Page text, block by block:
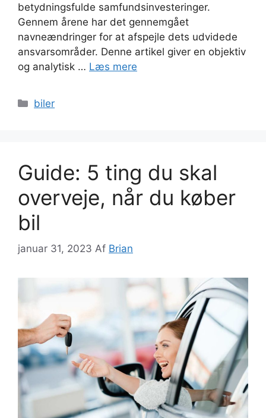
betydningsfulde samfundsinvesteringer.
Gennem årene har det gennemgået
navneændringer for at afspejle dets udvidede
ansvarsområder. Denne artikel giver en objektiv
og analytisk … Læs mere
Kategorier
biler
Guide: 5 ting du skal
overveje, når du køber
bil
januar 31, 2023 Af Brian